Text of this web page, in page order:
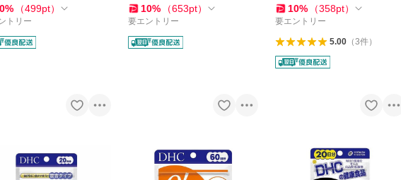
% （499pt）
トリー
リコン
10% （653pt）
要エントリー
シリコン
10% （358pt）
要エントリー
5.00（3件）